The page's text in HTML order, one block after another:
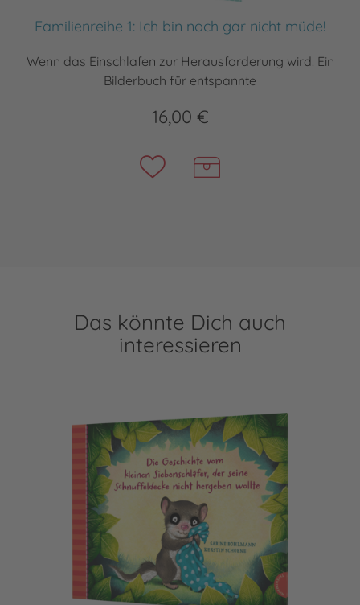
Familienreihe 1: Ich bin noch gar nicht müde!
Wenn das Einschlafen zur Herausforderung wird: Ein
Bilderbuch für entspannte
16,00 €
Das könnte Dich auch
interessieren
Der kleine Siebenschläfer 3: Die Geschichte vom kleinen